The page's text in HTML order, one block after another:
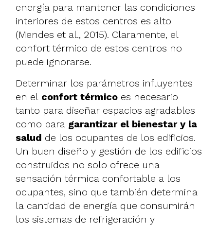
energía para mantener las condiciones
interiores de estos centros es alto
(Mendes et al., 2015). Claramente, el
confort térmico de estos centros no
puede ignorarse.
Determinar los parámetros influyentes
en el confort térmico es necesario
tanto para diseñar espacios agradables
como para garantizar el bienestar y la
salud de los ocupantes de los edificios.
Un buen diseño y gestión de los edificios
construidos no solo ofrece una
sensación térmica confortable a los
ocupantes, sino que también determina
la cantidad de energía que consumirán
los sistemas de refrigeración y